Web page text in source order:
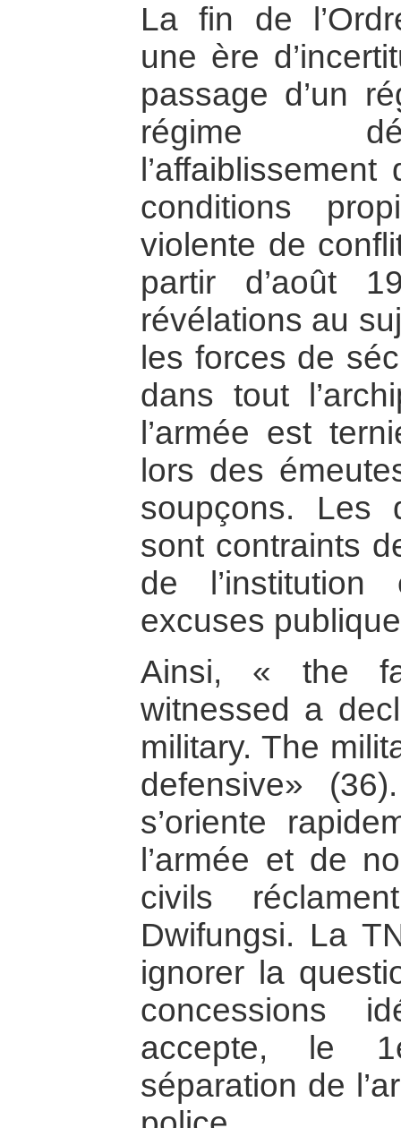
La fin de
une ère
passage d’un
régime
conditions
violente de
partir d’août
révélations au
les forces de
dans tout
l’armée est
lors des
soupçons. Les
sont contraints
de
excuses
Ainsi, « the
witnessed a
military. The
defensive»
s’oriente
l’armée et de
civils
Dwifungsi. La
ignorer la
concessions
accepte, le
séparation de